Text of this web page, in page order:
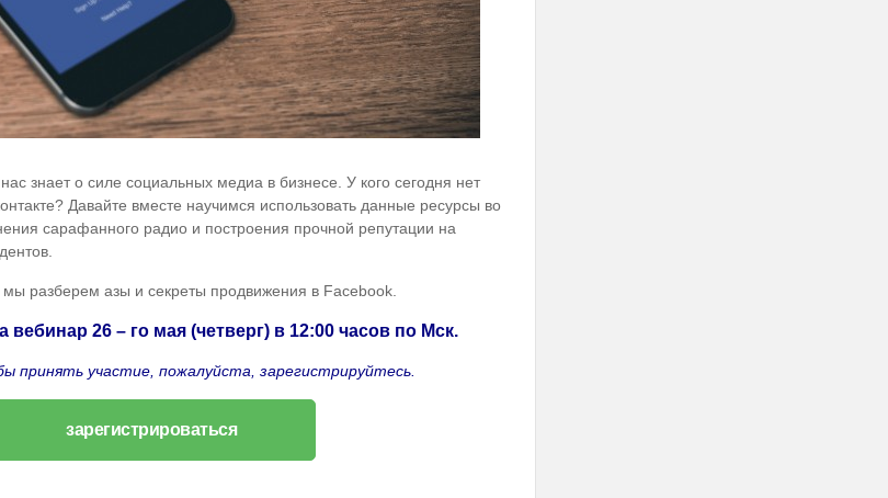
знает о силе социальных медиа в бизнесе. У кого сегодня нет
Давайте вместе научимся использовать данные ресурсы во
сарафанного радио и построения прочной репутации на
разберем азы и секреты продвижения в Facebook.
26 – го мая (четверг) в 12:00 часов по Мск.
принять участие, пожалуйста, зарегистрируйтесь.
зарегистрироваться